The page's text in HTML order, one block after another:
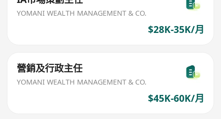
YOMANI WEALTH MANAGEMENT & CO.
$28K-35K/月
營銷及行政主任
YOMANI WEALTH MANAGEMENT & CO.
$45K-60K/月